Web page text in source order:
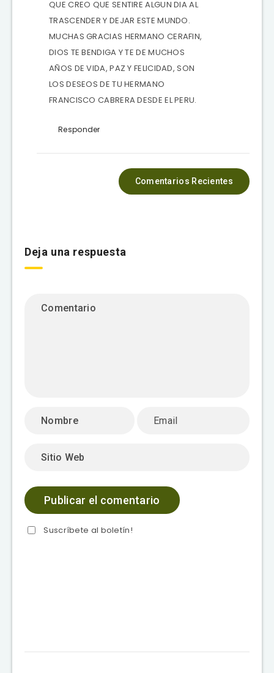
QUE CREO QUE SENTIRE ALGUN DIA AL
TRASCENDER Y DEJAR ESTE MUNDO.
MUCHAS GRACIAS HERMANO CERAFIN,
DIOS TE BENDIGA Y TE DE MUCHOS
AÑOS DE VIDA, PAZ Y FELICIDAD, SON
LOS DESEOS DE TU HERMANO
FRANCISCO CABRERA DESDE EL PERU.
Responder
Comentarios Recientes
Deja una respuesta
Suscríbete al boletín!